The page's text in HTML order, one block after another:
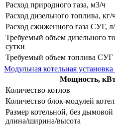
Расход природного газа, м3/ч
Расход дизельного топлива, кг/
Расход сжиженного газа СУГ,
Требуемый объем дизельного
сутки
Требуемый объем топлива СУГ
Модульная котельная
Мощность,
Количество котлов
Количество блок-модулей
Размер котельной, без
длина/ширина/высота